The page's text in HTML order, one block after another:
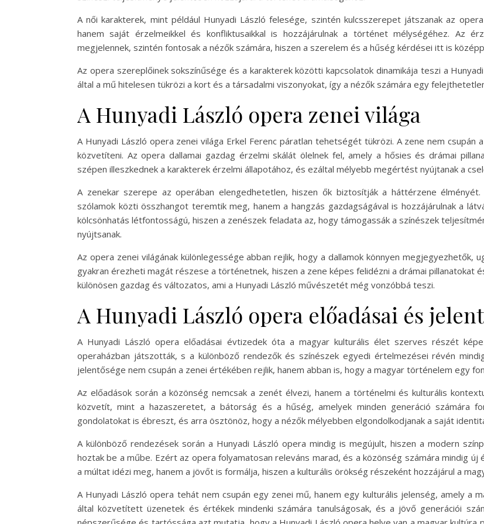
A női karakterek, mint például Hunyadi László felesége, szintén kulcsszerepet játszanak az
hanem saját érzelmeikkel és konfliktusaikkal is hozzájárulnak a történet mélységéhez. Az
megjelennek, szintén fontosak a nézők számára, hiszen a szerelem és a hűség kérdései itt is
Az opera szereplőinek sokszínűsége és a karakterek közötti kapcsolatok dinamikája teszi a
által a mű hitelesen tükrözi a kort és a társadalmi viszonyokat, így a nézők számára egy
A Hunyadi László opera zenei világa
A Hunyadi László opera zenei világa Erkel Ferenc páratlan tehetségét tükrözi. A zene nem
közvetíteni. Az opera dallamai gazdag érzelmi skálát ölelnek fel, amely a hősies és drámai
szépen illeszkednek a karakterek érzelmi állapotához, és ezáltal mélyebb megértést nyújtanak a
A zenekar szerepe az operában elengedhetetlen, hiszen ők biztosítják a háttérzene
szólamok közti összhangot teremtik meg, hanem a hangzás gazdagságával is hozzájárulnak a
kölcsönhatás létfontosságú, hiszen a zenészek feladata az, hogy támogassák a színészek
nyújtsanak.
Az opera zenei világának különlegessége abban rejlik, hogy a dallamok könnyen megjegyezhetők,
gyakran érezheti magát részese a történetnek, hiszen a zene képes felidézni a drámai pillanatokat
különösen gazdag és változatos, ami a Hunyadi László művészetét még vonzóbbá teszi.
A Hunyadi László opera előadásai és
A Hunyadi László opera előadásai évtizedek óta a magyar kulturális élet szerves részét
operaházban játszották, s a különböző rendezők és színészek egyedi értelmezései révén
jelentősége nem csupán a zenei értékében rejlik, hanem abban is, hogy a magyar történelem egy
Az előadások során a közönség nemcsak a zenét élvezi, hanem a történelmi és kulturális
közvetít, mint a hazaszeretet, a bátorság és a hűség, amelyek minden generáció számára
gondolatokat is ébreszt, és arra ösztönöz, hogy a nézők mélyebben elgondolkodjanak a saját
A különböző rendezések során a Hunyadi László opera mindig is megújult, hiszen a modern
hoztak be a műbe. Ezért az opera folyamatosan releváns marad, és a közönség számára mindig új
a múltat idézi meg, hanem a jövőt is formálja, hiszen a kulturális örökség részeként hozzájárul a
A Hunyadi László opera tehát nem csupán egy zenei mű, hanem egy kulturális jelenség, amely a
által közvetített üzenetek és értékek mindenki számára tanulságosak, és a jövő generációi